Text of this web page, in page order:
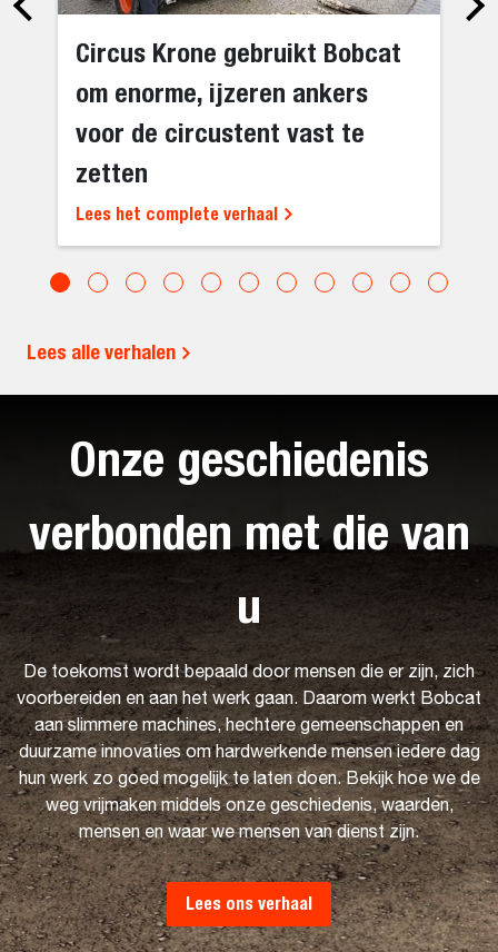
Circus Krone gebruikt Bobcat
om enorme, ijzeren ankers
voor de circustent vast te
zetten
Lees het complete verhaal
Lees alle verhalen
Onze geschiedenis
verbonden met die van
u
De toekomst wordt bepaald door mensen die er zijn, zich
voorbereiden en aan het werk gaan. Daarom werkt Bobcat
aan slimmere machines, hechtere gemeenschappen en
duurzame innovaties om hardwerkende mensen iedere dag
hun werk zo goed mogelijk te laten doen. Bekijk hoe we de
weg vrijmaken middels onze geschiedenis, waarden,
mensen en waar we mensen van dienst zijn.
Lees ons verhaal